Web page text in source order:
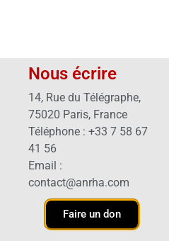
Nous écrire
14, Rue du Télégraphe,
75020 Paris, France
Téléphone : +33 7 58 67
41 56
Email :
contact@anrha.com
Faire un don